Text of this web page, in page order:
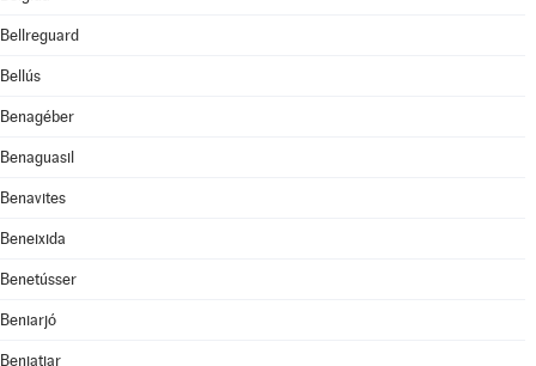
Bellreguard
Bellús
Benagéber
Benaguasil
Benavites
Beneixida
Benetússer
Beniarjó
Beniatjar